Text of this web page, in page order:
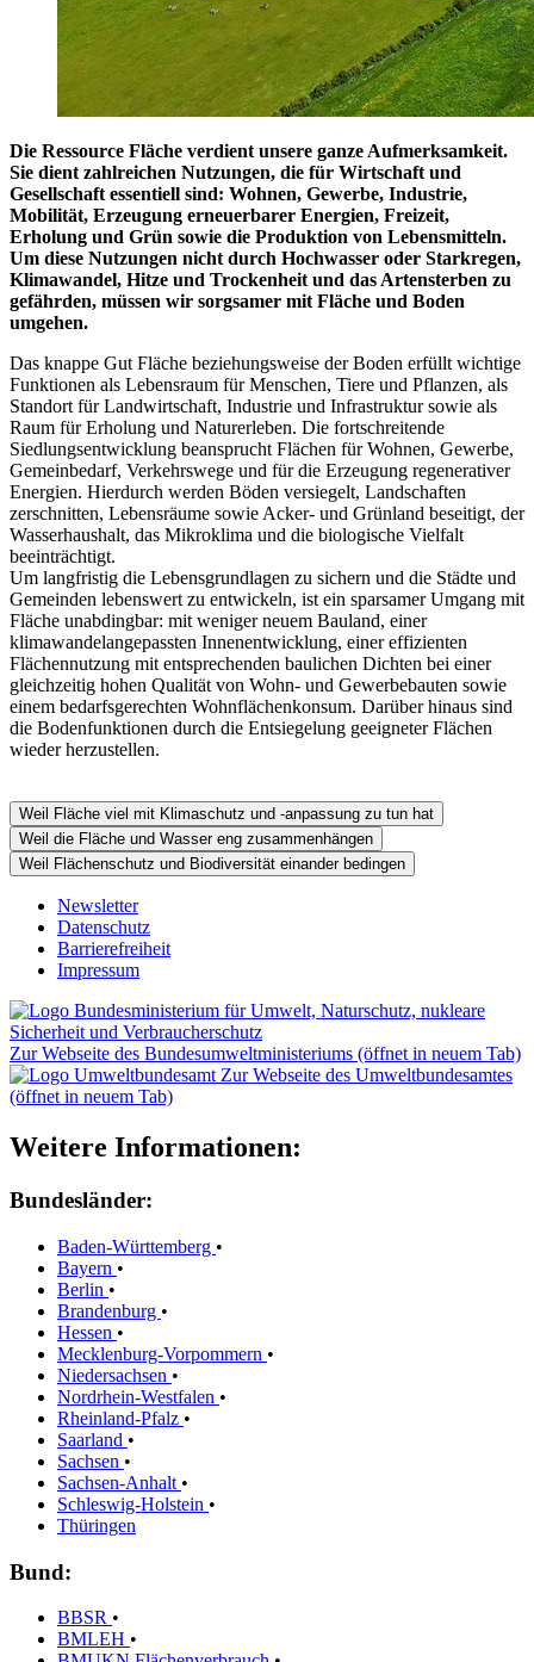
Die Ressource Fläche verdient unsere ganze Aufmerksamkeit.
Sie dient zahlreichen Nutzungen, die für Wirtschaft und
Gesellschaft essentiell sind: Wohnen, Gewerbe, Industrie,
Mobilität, Erzeugung erneuerbarer Energien, Freizeit,
Erholung und Grün sowie die Produktion von Lebensmitteln.
Um diese Nutzungen nicht durch Hochwasser oder Starkregen,
Klimawandel, Hitze und Trockenheit und das Artensterben zu
gefährden, müssen wir sorgsamer mit Fläche und Boden
umgehen.
Das knappe Gut Fläche beziehungsweise der Boden erfüllt wichtige
Funktionen als Lebensraum für Menschen, Tiere und Pflanzen, als
Standort für Landwirtschaft, Industrie und Infrastruktur sowie als
Raum für Erholung und Naturerleben. Die fortschreitende
Siedlungsentwicklung beansprucht Flächen für Wohnen, Gewerbe,
Gemeinbedarf, Verkehrswege und für die Erzeugung regenerativer
Energien. Hierdurch werden Böden versiegelt, Landschaften
zerschnitten, Lebensräume sowie Acker- und Grünland beseitigt, der
Wasserhaushalt, das Mikroklima und die biologische Vielfalt
beeinträchtigt.
Um langfristig die Lebensgrundlagen zu sichern und die Städte und
Gemeinden lebenswert zu entwickeln, ist ein sparsamer Umgang mit
Fläche unabdingbar: mit weniger neuem Bauland, einer
klimawandelangepassten Innenentwicklung, einer effizienten
Flächennutzung mit entsprechenden baulichen Dichten bei einer
gleichzeitig hohen Qualität von Wohn- und Gewerbebauten sowie
einem bedarfsgerechten Wohnflächenkonsum. Darüber hinaus sind
die Bodenfunktionen durch die Entsiegelung geeigneter Flächen
wieder herzustellen.
Weil Fläche viel mit Klimaschutz und -anpassung zu tun hat
Weil die Fläche und Wasser eng zusammenhängen
Weil Flächenschutz und Biodiversität einander bedingen
Newsletter
Datenschutz
Barrierefreiheit
Impressum
Zur Webseite des Bundesumweltministeriums (öffnet in neuem Tab)
Zur Webseite des Umweltbundesamtes
(öffnet in neuem Tab)
Weitere Informationen:
Bundesländer:
Baden-Württemberg •
Bayern •
Berlin •
Brandenburg •
Hessen •
Mecklenburg-Vorpommern •
Niedersachsen •
Nordrhein-Westfalen •
Rheinland-Pfalz •
Saarland •
Sachsen •
Sachsen-Anhalt •
Schleswig-Holstein •
Thüringen
Bund:
BBSR •
BMLEH •